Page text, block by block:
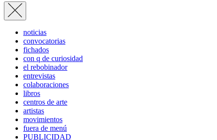
noticias
convocatorias
fichados
con q de curiosidad
el rebobinador
entrevistas
colaboraciones
libros
centros de arte
artistas
movimientos
fuera de menú
PUBLICIDAD